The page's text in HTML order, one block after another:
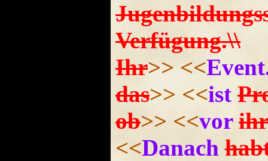
Verfügung.\\
Ihr>> <<
das>> <<ist
ob>> <<vor ihr
<<Danach